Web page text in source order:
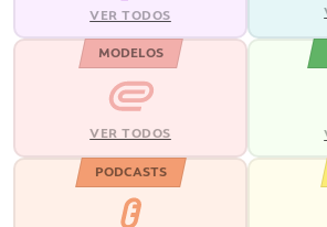
VER TODOS
MODELOS
VER TODOS
PODCASTS